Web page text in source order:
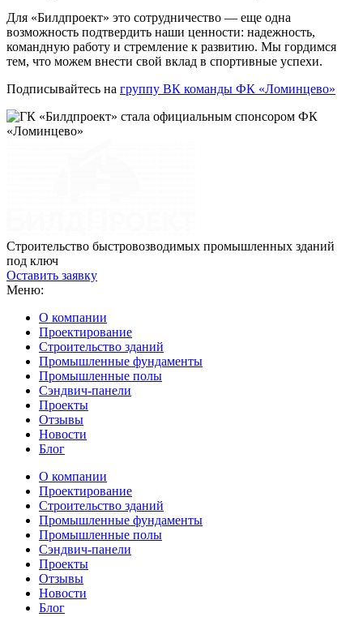
Для «Билдпроект» это сотрудничество — еще одна
возможность подтвердить наши ценности: надежность,
командную работу и стремление к развитию. Мы гордимся
тем, что можем внести свой вклад в спортивные успехи.
Подписывайтесь на группу ВК команды ФК «Ломинцево»
Строительство быстровозводимых промышленных зданий
под ключ
Оставить заявку
Меню:
О компании
Проектирование
Строительство зданий
Промышленные фундаменты
Промышленные полы
Сэндвич-панели
Проекты
Отзывы
Новости
Блог
О компании
Проектирование
Строительство зданий
Промышленные фундаменты
Промышленные полы
Сэндвич-панели
Проекты
Отзывы
Новости
Блог